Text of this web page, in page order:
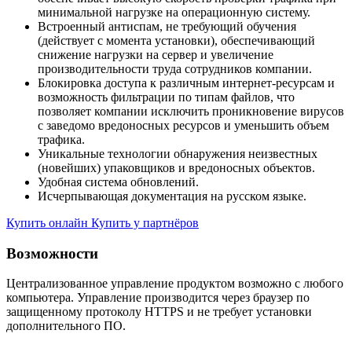
минимальной нагрузке на операционную систему.
Встроенный антиспам, не требующий обучения
(действует с момента установки), обеспечивающий
снижение нагрузки на сервер и увеличение
производительности труда сотрудников компании.
Блокировка доступа к различным интернет-ресурсам и
возможность фильтрации по типам файлов, что
позволяет компании исключить проникновение вирусов
с заведомо вредоносных ресурсов и уменьшить объем
трафика.
Уникальные технологии обнаружения неизвестных
(новейших) упаковщиков и вредоносных объектов.
Удобная система обновлений.
Исчерпывающая документация на русском языке.
Купить онлайн Купить у партнёров
Возможности
Централизованное управление продуктом возможно с любого
компьютера. Управление производится через браузер по
защищенному протоколу HTTPS и не требует установки
дополнительного ПО.